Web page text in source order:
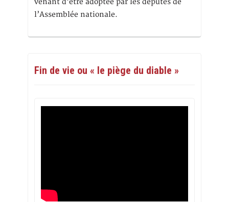
venant d’être adoptée par les députés de
l’Assemblée nationale.
Fin de vie ou « le piège du diable »